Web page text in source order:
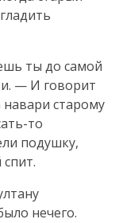
ты до самой
— И говорит
старому
то
подушку,
нечего.